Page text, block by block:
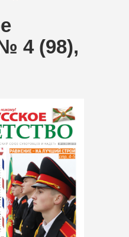
4 (98),